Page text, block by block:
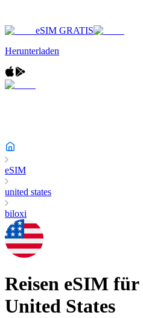
eSIM GRATIS
Herunterladen
eSIM
united states
biloxi
Reisen eSIM für
United States